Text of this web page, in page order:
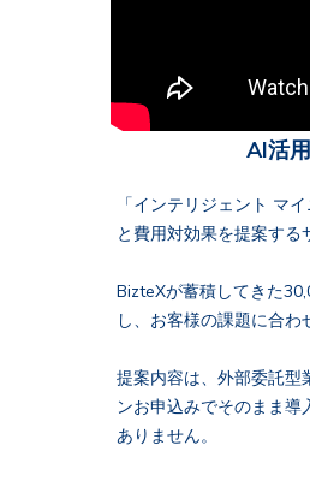
AI活
「インテリジェント マ
と費用対効果を提案する
BizteXが蓄積してきた
し、お客様の課題に合わ
提案内容は、外部委託型
ンお申込みでそのまま
ありません。